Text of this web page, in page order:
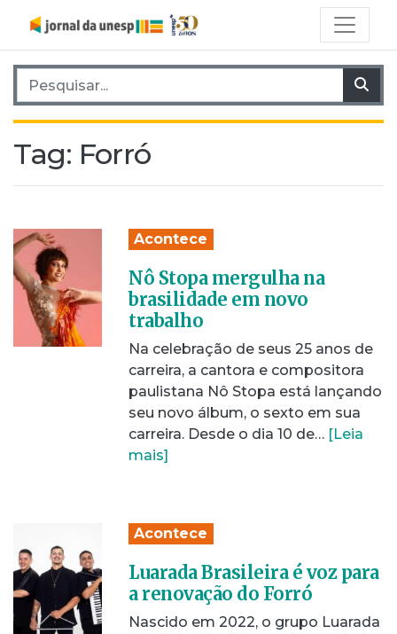
Pesquisar por:
Tag: Forró
Acontece
Nô Stopa mergulha na
brasilidade em novo
trabalho
Na celebração de seus 25 anos de
carreira, a cantora e compositora
paulistana Nô Stopa está lançando
seu novo álbum, o sexto em sua
carreira. Desde o dia 10 de… [Leia
mais]
Acontece
Luarada Brasileira é voz para
a renovação do Forró
Nascido em 2022, o grupo Luarada